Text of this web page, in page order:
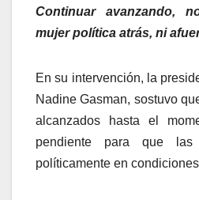
Continuar avanzando,
mujer política atrás, ni
En su intervención, la
Nadine Gasman, sostuvo
alcanzados hasta el
pendiente para que las
políticamente en